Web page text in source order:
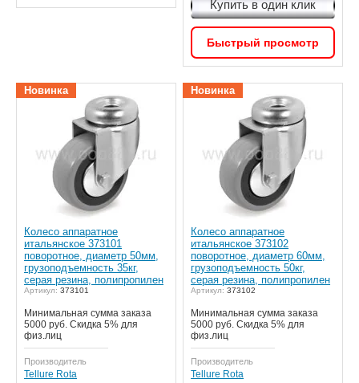
Купить в один клик
Быстрый просмотр
Новинка
Колесо аппаратное
итальянское 373101
поворотное, диаметр 50мм,
грузоподъемность 35кг,
серая резина, полипропилен
Артикул: 373101
Минимальная сумма заказа
5000 руб. Скидка 5% для
физ.лиц
Производитель
Tellure Rota
Новинка
Колесо аппаратное
итальянское 373102
поворотное, диаметр 60мм,
грузоподъемность 50кг,
серая резина, полипропилен
Артикул: 373102
Минимальная сумма заказа
5000 руб. Скидка 5% для
физ.лиц
Производитель
Tellure Rota